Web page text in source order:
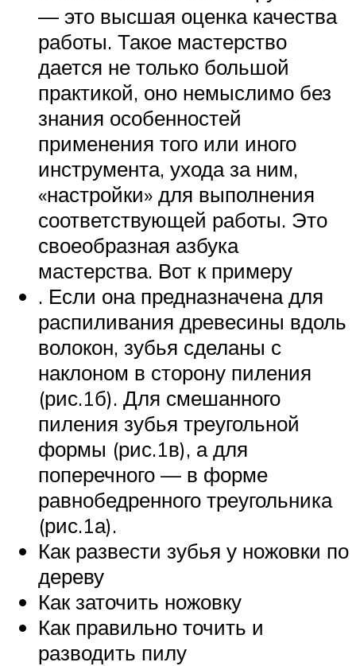
— это высшая оценка качества
работы. Такое мастерство
дается не только большой
практикой, оно немыслимо без
знания особенностей
применения того или иного
инструмента, ухода за ним,
«настройки» для выполнения
соответствующей работы. Это
своеобразная азбука
мастерства. Вот к примеру
. Если она предназначена для
распиливания древесины вдоль
волокон, зубья сделаны с
наклоном в сторону пиления
(рис.1б). Для смешанного
пиления зубья треугольной
формы (рис.1в), а для
поперечного — в форме
равнобедренного треугольника
(рис.1а).
Как развести зубья у ножовки по
дереву
Как заточить ножовку
Как правильно точить и
разводить пилу